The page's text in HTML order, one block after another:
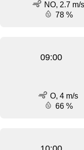
NO, 2.7 m/s
78 %
09:00
O, 4 m/s
66 %